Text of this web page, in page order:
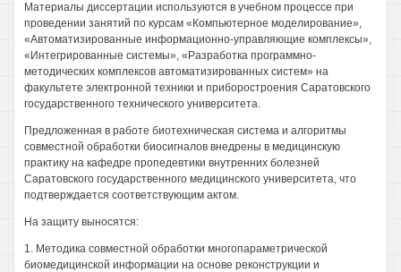
Материалы диссертации используются в учебном процессе при
проведении занятий по курсам «Компьютерное моделирование»,
«Автоматизированные информационно-управляющие комплексы»,
«Интегрированные системы», «Разработка программно-
методических комплексов автоматизированных систем» на
факультете электронной техники и приборостроения Саратовского
государственного технического университета.
Предложенная в работе биотехническая система и алгоритмы
совместной обработки биосигналов внедрены в медицинскую
практику на кафедре пропедевтики внутренних болезней
Саратовского государственного медицинского университета, что
подтверждается соответствующим актом.
На защиту выносятся:
1. Методика совместной обработки многопараметрической
биомедицинской информации на основе реконструкции и